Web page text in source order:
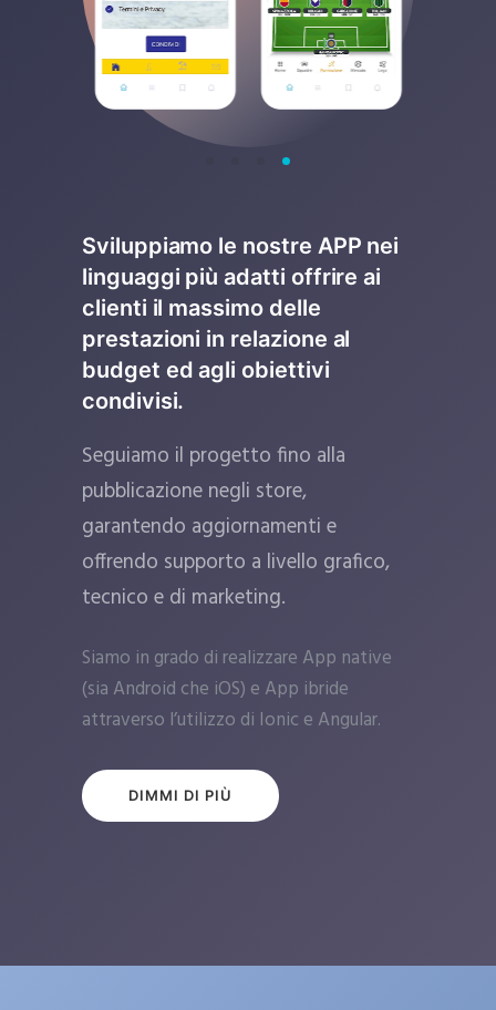
Sviluppiamo le nostre APP nei
linguaggi più adatti offrire ai
clienti il massimo delle
prestazioni in relazione al
budget ed agli obiettivi
condivisi.
Seguiamo il progetto fino alla
pubblicazione negli store,
garantendo aggiornamenti e
offrendo supporto a livello grafico,
tecnico e di marketing.
Siamo in grado di realizzare App native
(sia Android che iOS) e App ibride
attraverso l’utilizzo di Ionic e Angular.
DIMMI DI PIÙ